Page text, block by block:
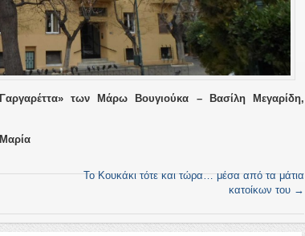
» των Μάρω Βουγιούκα – Βασίλη Μεγαρίδη,
Το Κουκάκι τότε και τώρα… μέσα από τα μάτια
κατοίκων του →